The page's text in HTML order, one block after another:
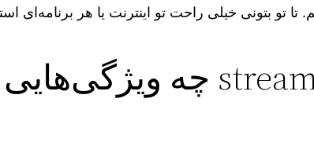
تو بتونی خیلی راحت تو اینترنت یا هر برنامه‌ای